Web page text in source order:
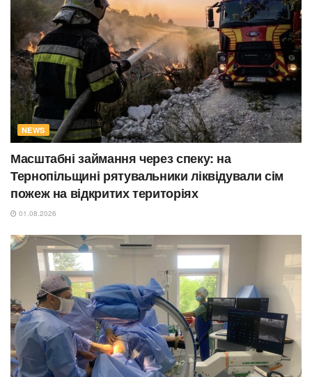
NEWS
Масштабні займання через спеку: на
Тернопільщині рятувальники ліквідували сім
пожеж на відкритих територіях
01.08.2026